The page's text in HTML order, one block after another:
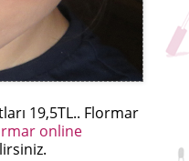
19,5TL.. Flormar
online